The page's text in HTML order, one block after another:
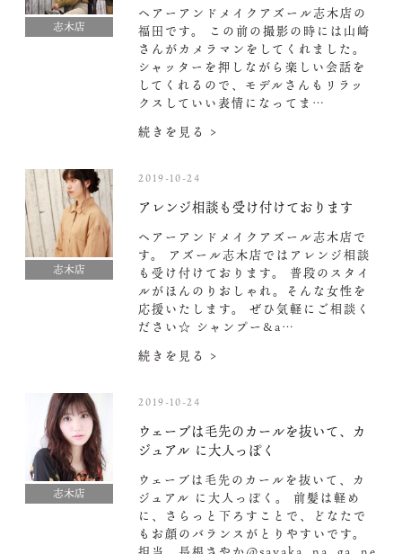
志木店
ヘアーアンドメイクアズール志木店の
福田です。 この前の撮影の時には山崎
さんがカメラマンをしてくれました。
シャッターを押しながら楽しい会話を
してくれるので、モデルさんもリラッ
クスしていい表情になってま…
続きを見る >
志木店
2019-10-24
アレンジ相談も受け付けております
ヘアーアンドメイクアズール志木店で
す。 アズール志木店ではアレンジ相談
も受け付けております。 普段のスタイ
ルがほんのりおしゃれ。そんな女性を
応援いたします。 ぜひ気軽にご相談く
ださい☆ シャンプー&a…
続きを見る >
志木店
2019-10-24
ウェーブは毛先のカールを抜いて、カ
ジュアル に大人っぽく
ウェーブは毛先のカールを抜いて、カ
ジュアル に大人っぽく。 前髪は軽め
に、さらっと下ろすことで、どなたで
もお顔のバランスがとりやすいです。